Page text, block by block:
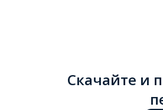
Скачайте и